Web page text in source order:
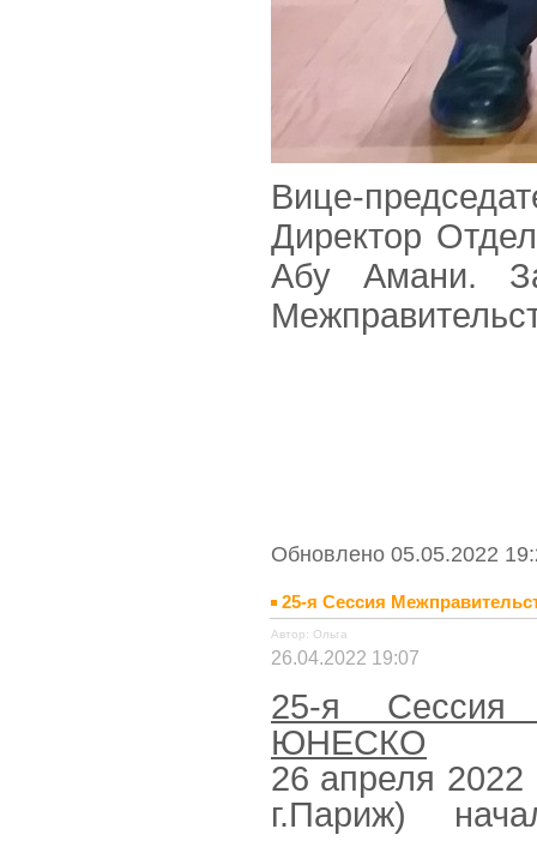
Вице-
Директор
Абу Амани.
Обновлено 05.05.2022
25-я Сессия
Автор: Ольга
26.04.2022 19:07
25-я Сессия
ЮНЕСКО
26 апреля
г.Париж)